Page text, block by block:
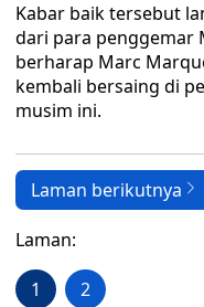
Kabar baik tersebut
dari para penggemar
berharap Marc
kembali bersaing di
musim ini.
Laman berikutnya
Laman:
1 2